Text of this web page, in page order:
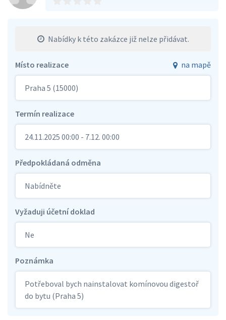
Nabídky k této zakázce již nelze přidávat.
Místo realizace na mapě
Praha 5 (15000)
Termín realizace
24.11.2025 00:00 - 7.12. 00:00
Předpokládaná odměna
Nabídněte
Vyžaduji účetní doklad
Ne
Poznámka
Potřeboval bych nainstalovat komínovou digestoř
do bytu (Praha 5)